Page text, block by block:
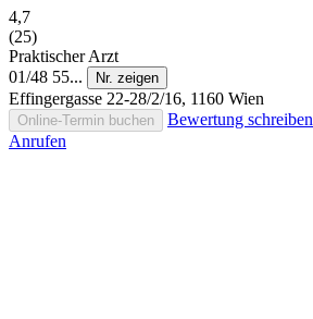
4,7
(25)
Praktischer Arzt
01/48 55...
Nr. zeigen
Effingergasse 22-28/2/16, 1160 Wien
Online-Termin buchen
Bewertung schreiben
Anrufen